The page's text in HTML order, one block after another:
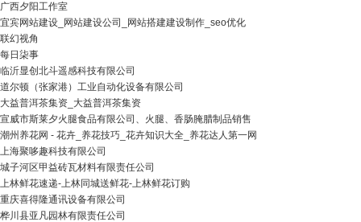
广西夕阳工作室
宜宾网站建设_网站建设公司_网站搭建建设制作_seo优化
联幻视角
每日柒事
临沂显创北斗遥感科技有限公司
道尔顿（张家港）工业自动化设备有限公司
大益普洱茶集资_大益普洱茶集资
宣威市斯莱夕火腿食品有限公司、火腿、香肠腌腊制品销售
潮州养花网 - 花卉_养花技巧_花卉知识大全_养花达人第一网
上海聚哆趣科技有限公司
城子河区甲益砖瓦材料有限责任公司
上林鲜花速递-上林同城送鲜花-上林鲜花订购
重庆喜得隆通讯设备有限公司
桦川县亚凡园林有限责任公司